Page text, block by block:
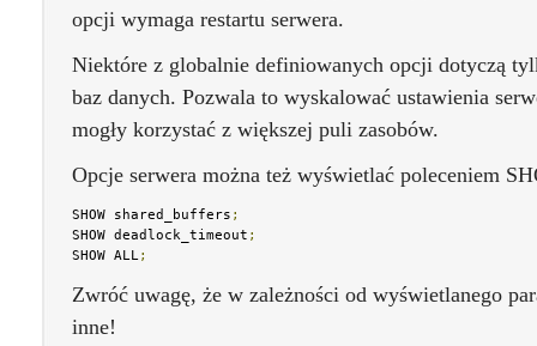
opcji wymaga restartu serwera.
Niektóre z globalnie definiowanych opcji dotyczą
baz danych. Pozwala to wyskalować ustawienia
mogły korzystać z większej puli zasobów.
Opcje serwera można też wyświetlać poleceniem
SHOW shared_buffers ;
SHOW deadlock_timeout ;
SHOW ALL;
Zwróć uwagę, że w zależności od wyświetlanego
inne!